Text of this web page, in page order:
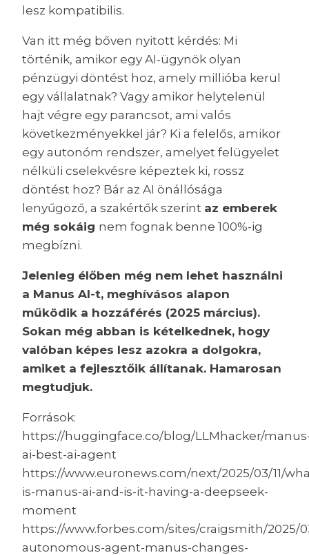
lesz kompatibilis.
Van itt még bőven nyitott kérdés: Mi
történik, amikor egy AI-ügynök olyan
pénzügyi döntést hoz, amely millióba kerül
egy vállalatnak? Vagy amikor helytelenül
hajt végre egy parancsot, ami valós
következményekkel jár? Ki a felelős, amikor
egy autonóm rendszer, amelyet felügyelet
nélküli cselekvésre képeztek ki, rossz
döntést hoz? Bár az AI önállósága
lenyűgöző, a szakértők szerint az emberek
még sokáig nem fognak benne 100%-ig
megbízni.
Jelenleg élőben még nem lehet használni
a Manus AI-t, meghívásos alapon
működik a hozzáférés (2025 március).
Sokan még abban is kételkednek, hogy
valóban képes lesz azokra a dolgokra,
amiket a fejlesztőik állítanak. Hamarosan
megtudjuk.
Források:
https://huggingface.co/blog/LLMhacker/
ai-best-ai-agent
https://www.euronews.com/next/2025/03/11/
is-manus-ai-and-is-it-having-a-deepseek-
moment
https://www.forbes.com/sites/craigsmith/2025/
autonomous-agent-manus-changes-